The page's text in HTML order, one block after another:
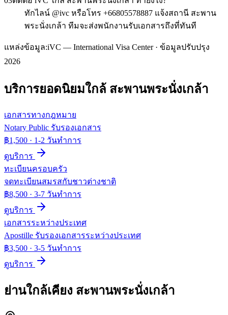
ทักไลน์ @ivc หรือโทร +66805578887 แจ้งสถานี สะพาน
พระนั่งเกล้า ทีมจะส่งพนักงานรับเอกสารถึงที่ทันที
แหล่งข้อมูล:iVC — International Visa Center · ข้อมูลปรับปรุง
2026
บริการยอดนิยมใกล้ สะพานพระนั่งเกล้า
เอกสารทางกฎหมาย
Notary Public รับรองเอกสาร
฿1,500 · 1-2 วันทำการ
ดูบริการ
ทะเบียนครอบครัว
จดทะเบียนสมรสกับชาวต่างชาติ
฿8,500 · 3-7 วันทำการ
ดูบริการ
เอกสารระหว่างประเทศ
Apostille รับรองเอกสารระหว่างประเทศ
฿3,500 · 3-5 วันทำการ
ดูบริการ
ย่านใกล้เคียง สะพานพระนั่งเกล้า